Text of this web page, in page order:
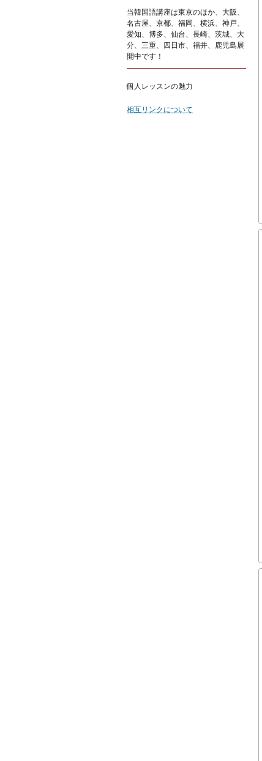
当韓国語講座は東京のほか、大阪、
名古屋、京都、福岡、横浜、神戸、
愛知、博多、仙台、長崎、茨城、大
分、三重、四日市、福井、鹿児島展
開中です！
個人レッスンの魅力
相互リンクについて